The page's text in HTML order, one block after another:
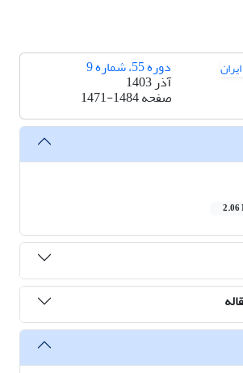
دوره 55، شماره 9
آذر 1403
صفحه1471-1484
2.06